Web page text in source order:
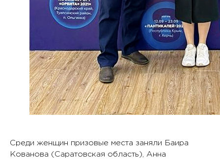
Среди женщин призовые места заняли Баира
Кованова (Саратовская область), Анна